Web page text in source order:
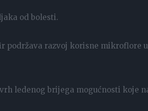
od bolesti.
razvoj korisne mikroflore u
ledenog brijega mogućnosti koje